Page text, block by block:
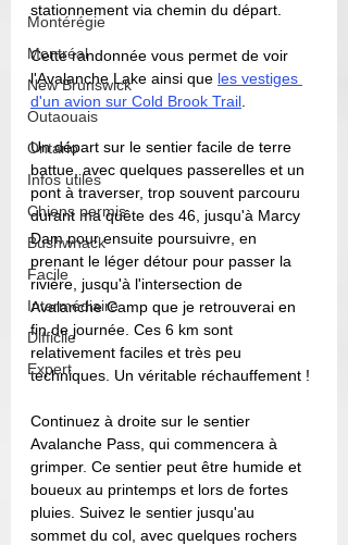
Montérégie
Montréal
New Brunswick
Outaouais
Ontario
Infos utiles
Chiens permis
Bushwhack
Facile
Intermédiaire
Difficile
Expert
stationnement via chemin du départ.
Cette randonnée vous permet de voir
l'Avalanche Lake ainsi que les vestiges
d'un avion sur Cold Brook Trail
Un départ sur le sentier facile de terre
battue, avec quelques passerelles et un
pont à traverser, trop souvent parcouru
durant ma quête des 46, jusqu'à Marcy
Dam pour ensuite poursuivre, en
prenant le léger détour pour passer la
rivière, jusqu'à l'intersection de
Avalanche Camp que je retrouverai en
fin de journée. Ces 6 km sont
relativement faciles et très peu
techniques. Un véritable réchauffement !
Continuez à droite sur le sentier
Avalanche Pass, qui commencera à
grimper. Ce sentier peut être humide et
boueux au printemps et lors de fortes
pluies. Suivez le sentier jusqu'au
sommet du col, avec quelques rochers